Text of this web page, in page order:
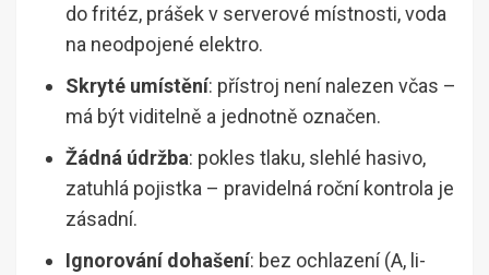
do fritéz, prášek v serverové místnosti, voda
na neodpojené elektro.
Skryté umístění: přístroj není nalezen včas –
má být viditelně a jednotně označen.
Žádná údržba: pokles tlaku, slehlé hasivo,
zatuhlá pojistka – pravidelná roční kontrola je
zásadní.
Ignorování dohašení: bez ochlazení (A, li-